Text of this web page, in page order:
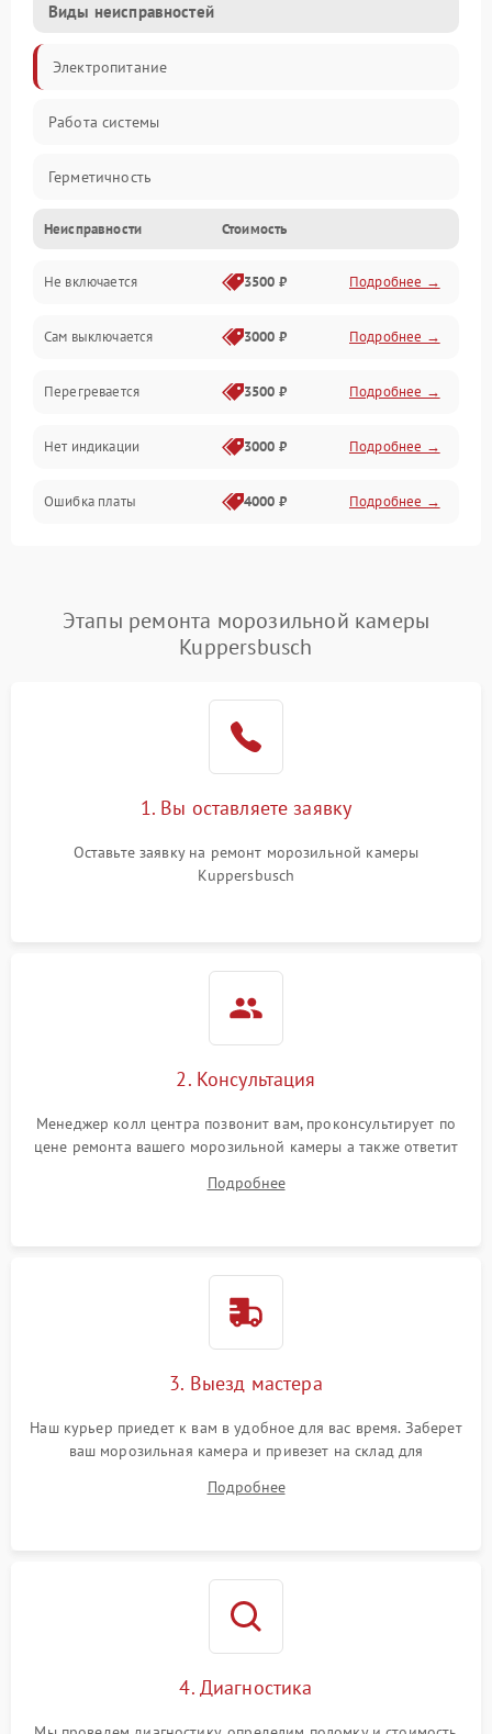
Виды неисправностей
Электропитание
Работа системы
Герметичность
Механика
Неисправности Стоимость
Не включается 3500 ₽ Подробнее →
Сам выключается 3000 ₽ Подробнее →
Перегревается 3500 ₽ Подробнее →
Нет индикации 3000 ₽ Подробнее →
Ошибка платы 4000 ₽ Подробнее →
Этапы ремонта морозильной камеры
Kuppersbusch
1. Вы оставляете заявку
Оставьте заявку на ремонт морозильной камеры
Kuppersbusch
2. Консультация
Менеджер колл центра позвонит вам, проконсультирует по
цене ремонта вашего морозильной камеры а также ответит
Подробнее
3. Выезд мастера
Наш курьер приедет к вам в удобное для вас время. Заберет
ваш морозильная камера и привезет на склад для
Подробнее
4. Диагностика